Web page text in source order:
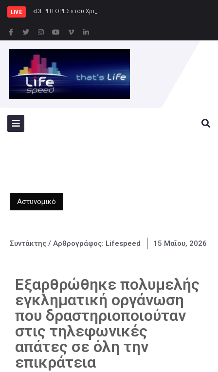
LIVE «ΟΙ ΡΗΤΟΡΕΣ» του Χριστόφορου Χριστοφή | Αρχαί
Αστυνομικό
Συντάκτης / Αρθρογράφος: Lifespeed 15 Μαΐου, 2026
Εξαρθρώθηκε πολυμελής
εγκληματική οργάνωση
που δραστηριοποιούταν
στις τηλεφωνικές
απάτες σε όλη την
επικράτεια